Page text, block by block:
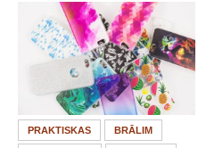
PRAKTISKAS BRĀLIM